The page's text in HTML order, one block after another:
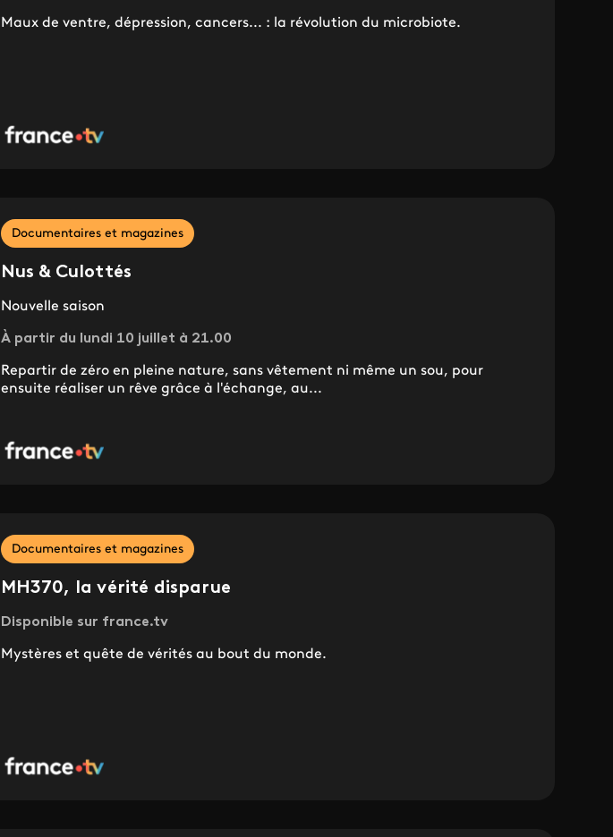
Maux de ventre, dépression, cancers... : la révolution du microbiote.
Documentaires et magazines
Nus & Culottés
Nouvelle saison
À partir du lundi 10 juillet à 21.00
Repartir de zéro en pleine nature, sans vêtement ni même un sou, pour
ensuite réaliser un rêve grâce à l'échange, au...
Documentaires et magazines
MH370, la vérité disparue
Disponible sur france.tv
Mystères et quête de vérités au bout du monde.